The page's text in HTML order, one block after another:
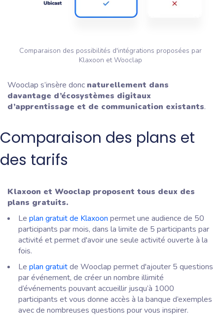
Comparaison des possibilités d'intégrations proposées par
Klaxoon et Wooclap
Wooclap s’insère donc naturellement dans
davantage d’écosystèmes digitaux
d’apprentissage et de communication existants.
Comparaison des plans et
des tarifs
Klaxoon et Wooclap proposent tous deux des
plans gratuits.
Le plan gratuit de Klaxoon permet une audience de 50
participants par mois, dans la limite de 5 participants par
activité et permet d'avoir une seule activité ouverte à la
fois.
Le plan gratuitde Wooclap permet d'ajouter 5 questions
par événement, de créer un nombre illimité
d’événements pouvant accueillir jusqu’à 1000
participants et vous donne accès à la banque d’exemples
avec de nombreuses questions pour vous inspirer.